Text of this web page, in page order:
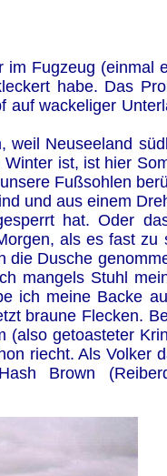
Fugzeug (einmal
habe. Das
wackeliger
Neuseeland
ist, ist hier
Fußsohlen
und aus einem
hat. Oder
als es fast
Dusche
mangels Stuhl
ich meine Backe
braune Flecken.
getoasteter
riecht. Als Volker
Brown